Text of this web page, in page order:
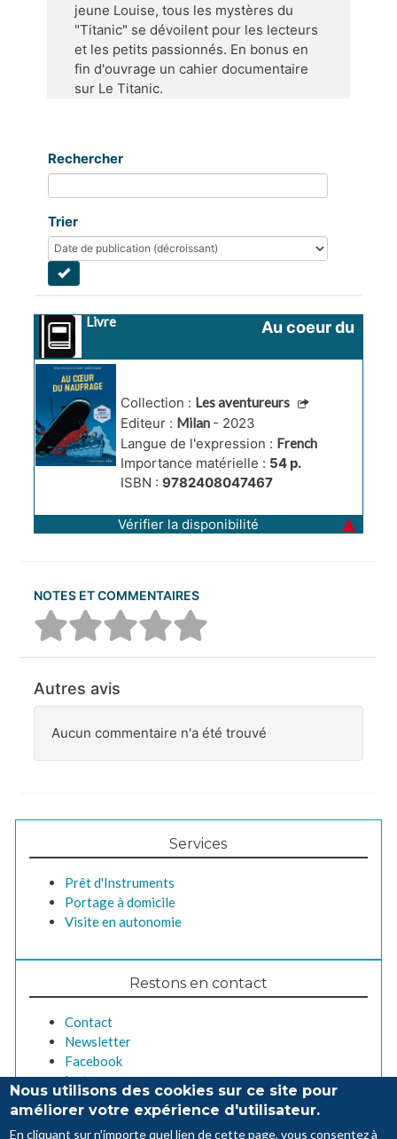
jeune Louise, tous les mystères du
"Titanic" se dévoilent pour les lecteurs
et les petits passionnés. En bonus en
fin d'ouvrage un cahier documentaire
sur Le Titanic.
Rechercher
Trier
Livre
Au coeur du
Collection : Les aventureurs
Editeur : Milan - 2023
Langue de l'expression : French
Importance matérielle : 54 p.
ISBN : 9782408047467
Vérifier la disponibilité
NOTES ET COMMENTAIRES
Autres avis
Aucun commentaire n'a été trouvé
Services
Prêt d'Instruments
Portage à domicile
Visite en autonomie
Restons en contact
Contact
Newsletter
Facebook
Instagram
Nous utilisons des cookies sur ce site pour
améliorer votre expérience d'utilisateur.
En cliquant sur n'importe quel lien de cette page, vous consentez à